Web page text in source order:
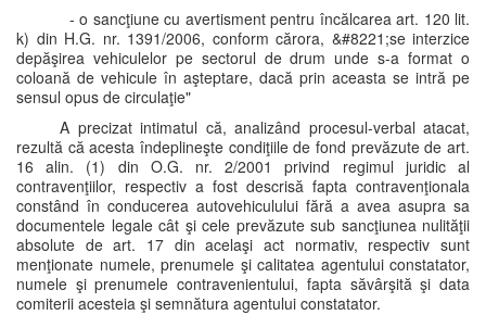
- o sancţiune cu avertisment pentru încălcarea art. 120 lit.
k) din H.G. nr. 1391/2006, conform cărora, &#8221;se interzice
depăşirea vehiculelor pe sectorul de drum unde s-a format o
coloană de vehicule în aşteptare, dacă prin aceasta se intră pe
sensul opus de circulaţie"
A precizat intimatul că, analizând procesul-verbal atacat,
rezultă că acesta îndeplineşte condiţiile de fond prevăzute de art.
16 alin. (1) din O.G. nr. 2/2001 privind regimul juridic al
contravenţiilor, respectiv a fost descrisă fapta contravenţionala
constând în conducerea autovehiculului fără a avea asupra sa
documentele legale cât şi cele prevăzute sub sancţiunea nulităţii
absolute de art. 17 din acelaşi act normativ, respectiv sunt
menţionate numele, prenumele şi calitatea agentului constatator,
numele şi prenumele contravenientului, fapta săvârşită şi data
comiterii acesteia şi semnătura agentului constatator.